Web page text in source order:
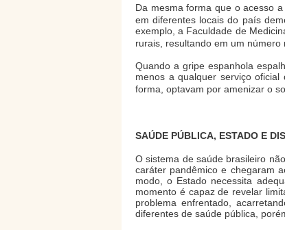
Da mesma forma que o acesso
em diferentes locais do país
exemplo, a Faculdade de
rurais, resultando em um número
Quando a gripe espanhola
menos a qualquer serviço oficial
forma, optavam por amenizar o
SAÚDE PÚBLICA, ESTADO E
O sistema de saúde brasileiro
caráter pandêmico e chegaram
modo, o Estado necessita
momento é capaz de revelar
problema enfrentado,
diferentes de saúde pública,